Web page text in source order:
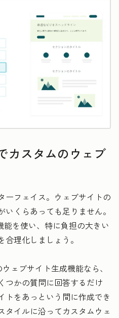
カスタムのウェブ
ーフェイス。ウェブサイトの
くらあっても足りません。
を使い、特に負担の大きい
理化しましょう。
ェブサイト生成機能なら、
つかの質問に回答するだけ
トをあっという間に作成でき
タイルに沿ってカスタムウェ